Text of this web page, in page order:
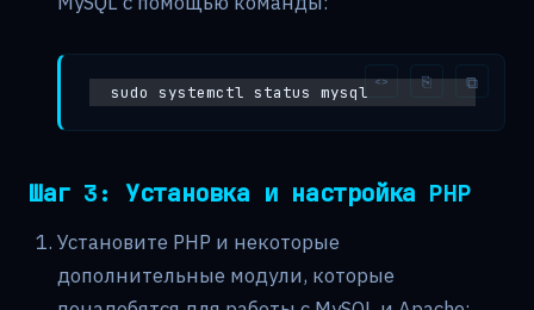
sudo systemctl status mysql
Шаг 3: Установка и настройка PHP
Установите PHP и некоторые
дополнительные модули, которые